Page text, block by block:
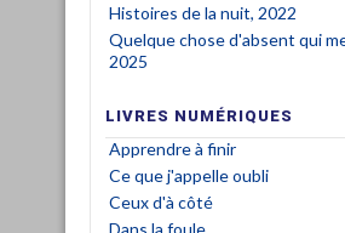
Histoires de la nuit, 2022
Quelque chose d'absent qui
2025
LIVRES NUMÉRIQUES
Apprendre à finir
Ce que j'appelle oubli
Ceux d'à côté
Dans la foule